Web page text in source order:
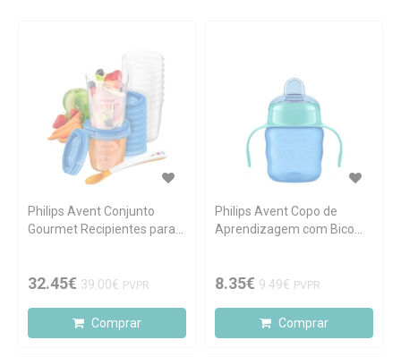
Philips Avent Conjunto
Gourmet Recipientes para
32.45€ 39.00€ PVPR
Comprar
Philips Avent Copo de
Aprendizagem com Bico
8.35€ 9.49€ PVPR
Comprar